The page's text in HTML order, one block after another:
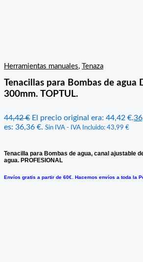
Herramientas manuales, Tenaza
Tenacillas para Bombas de agua
300mm. TOPTUL.
44,42€ El precio original era: 44,42 €.
es: 36,36 €. Sin IVA - IVA Incluido: 43,99 €
Tenacilla para Bombas de agua, canal ajustable
agua. PROFESIONAL
Envíos gratis a partir de 60€. Hacemos envíos a toda la